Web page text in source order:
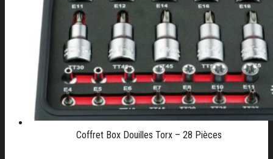
Coffret Box Douilles Torx – 28 Pièces